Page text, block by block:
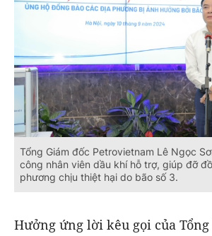
Tổng Giám đốc Petrovietnam Lê Ngọc
công nhân viên dầu khí hỗ trợ, giúp đỡ
phương chịu thiệt hại do bão số 3.
Hưởng ứng lời kêu gọi của